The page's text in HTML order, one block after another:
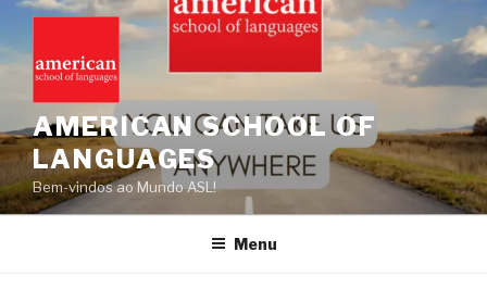
Skip
content
AMERICAN SCHOOL OF
LANGUAGES
Bem-vindos ao Mundo ASL!
Menu